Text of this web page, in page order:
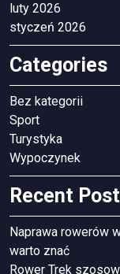
luty 2026
styczeń 2026
Categories
Bez kategorii
Sport
Turystyka
Wypoczynek
Recent
Naprawa rowerów
warto znać
Rower Trek